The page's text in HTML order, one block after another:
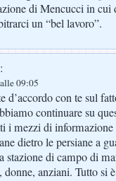
di Mencucci in cui
un “bel lavoro”.
09:05
d’accordo con te sul
continuare su
i mezzi di informazione
dietro le persiane a
di campo di
donne, anziani. Tutto si